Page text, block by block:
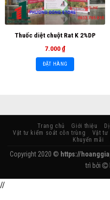
Thuốc diệt chuột Rat K 2%DP
7.000₫
ĐẶT HÀNG
Trang chủ Giới thiệu
Vật tư kiểm soát côn trùng
Vật tư
Khuyến mãi
Copyright 2020 © https://
trì bởi
//